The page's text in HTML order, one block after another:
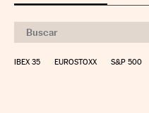
IBEX 35 EUROSTOXX S&P 500